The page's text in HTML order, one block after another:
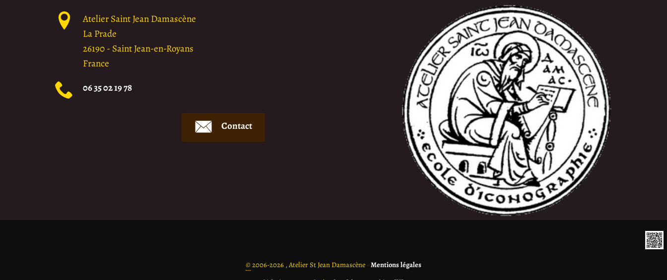
Atelier Saint Jean Damascène
La Prade
26190- Saint Jean-en-Royans
France
06 35 02 19 78
Contact
©2006-2026 , Atelier St Jean Damascène • Mentions légales